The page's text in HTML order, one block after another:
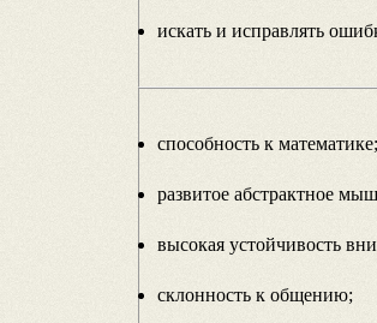
искать и исправлять
способность к математике;
развитое абстрактное
высокая устойчивость
склонность к общению;